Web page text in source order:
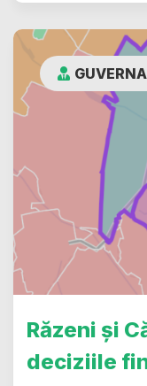
Răzeni și
deciziile